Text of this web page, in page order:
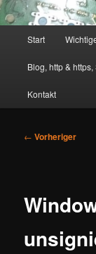
Start
Blog, http &
Kontakt
Beitragsnavigation
← Vorheriger